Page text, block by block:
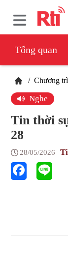
Tổng quan
/ Chương
Nghe
Tin thời
28
28/05/2026